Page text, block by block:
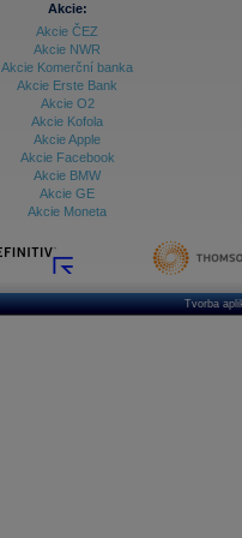
Akcie:
Akcie ČEZ
Akcie NWR
Akcie Komerční banka
Akcie Erste Bank
Akcie O2
Akcie Kofola
Akcie Apple
Akcie Facebook
Akcie BMW
Akcie GE
Akcie Moneta
Tvorba